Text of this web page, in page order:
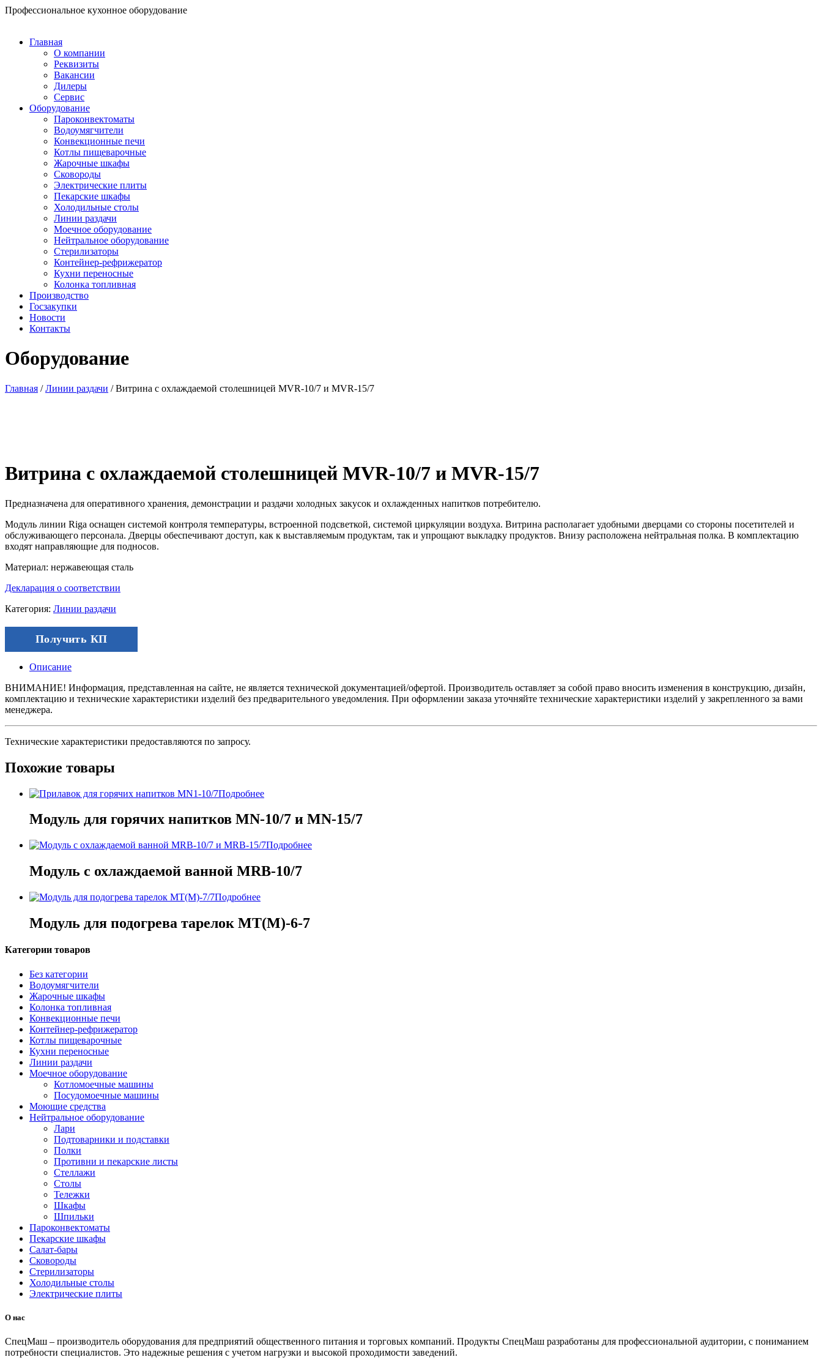
Перейти
Профессиональное кухонное оборудование
Главная
О компании
Реквизиты
Вакансии
Дилеры
Сервис
Оборудование
Пароконвектоматы
Водоумягчители
Конвекционные печи
Котлы пищеварочные
Жарочные шкафы
Сковороды
Электрические плиты
Пекарские шкафы
Холодильные столы
Линии раздачи
Моечное оборудование
Нейтральное оборудование
Стерилизаторы
Контейнер-рефрижератор
Кухни переносные
Колонка топливная
Производство
Госзакупки
Новости
Контакты
Оборудование
Главная /Линии раздачи / Витрина с охлаждаемой столешницей MVR-10/7 и MVR-15/7
Витрина с охлаждаемой столешницей MVR-10/7 и MVR-15/7
Предназначена для оперативного хранения, демонстрации и раздачи холодных закусок и охлажденных напитков потребителю.
Модуль линии Riga оснащен системой контроля температуры, встроенной подсветкой, системой циркуляции воздуха. Витрина располагает удобными дверцами со стороны посетителей и
обслуживающего персонала. Дверцы обеспечивают доступ, как к выставляемым продуктам, так и упрощают выкладку продуктов. Внизу расположена нейтральная полка. В комплектацию
входят направляющие для подносов.
Материал: нержавеющая сталь
Декларация о соответствии
Категория: Линии раздачи
Получить КП
Описание
ВНИМАНИЕ! Информация, представленная на сайте, не является технической документацией/офертой. Производитель оставляет за собой право вносить изменения в конструкцию, дизайн,
комплектацию и технические характеристики изделий без предварительного уведомления. При оформлении заказа уточняйте технические характеристики изделий у закрепленного за вами
менеджера.
Технические характеристики предоставляются по запросу.
Похожие товары
Подробнее
Модуль для горячих напитков MN-10/7 и MN-15/7
Подробнее
Модуль с охлаждаемой ванной МRB-10/7
Подробнее
Модуль для подогрева тарелок MT(M)-6-7
Категории товаров
Без категории
Водоумягчители
Жарочные шкафы
Колонка топливная
Конвекционные печи
Контейнер-рефрижератор
Котлы пищеварочные
Кухни переносные
Линии раздачи
Моечное оборудование
Котломоечные машины
Посудомоечные машины
Моющие средства
Нейтральное оборудование
Лари
Подтоварники и подставки
Полки
Противни и пекарские листы
Стеллажи
Столы
Тележки
Шкафы
Шпильки
Пароконвектоматы
Пекарские шкафы
Салат-бары
Сковороды
Стерилизаторы
Холодильные столы
Электрические плиты
О нас
СпецМаш – производитель оборудования для предприятий общественного питания и торговых компаний. Продукты СпецМаш разработаны для профессиональной аудитории, с пониманием
потребности специалистов. Это надежные решения с учетом нагрузки и высокой проходимости заведений.